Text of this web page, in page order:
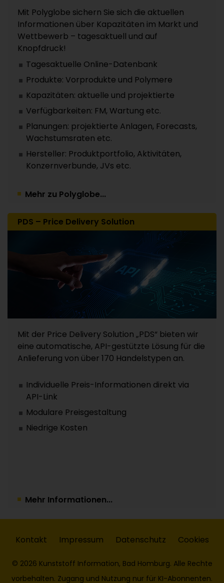
Mit Polyglobe sichern Sie sich die aktuellen
Informationen über Kapazitäten im Markt und
Wettbewerb – tagesaktuell und auf
Knopfdruck!
Tagesaktuelle Online-Datenbank
Produkte: Vorprodukte und Polymere
Kapazitäten: aktuelle und projektierte
Verfügbarkeiten: FM, Wartung etc.
Planungen: projektierte Anlagen, Forecasts,
Wachstumsraten etc.
Hersteller: Produktportfolio, Aktivitäten,
Konzernverbunde, JVs etc.
Mehr zu Polyglobe...
PDS – Price Delivery Solution
Mit der Price Delivery Solution „PDS“ bieten wir
eine automatische, API-gestützte Lösung für die
Anlieferung von über 170 Handelstypen an.
Individuelle Preis-Informationen direkt via
API-Link
Modulare Preisgestaltung
Niedrige Kosten
Mehr Informationen...
Kontakt Impressum Datenschutz Cookies
© 2026 Kunststoff Information, Bad Homburg. Alle Rechte
vorbehalten. Zugang und Nutzung nur für KI-Abonnenten.